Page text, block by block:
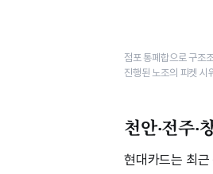
점포 통폐합으로 구조
진행된 노조의 피켓 시
천안‧전주
현대카드는 최